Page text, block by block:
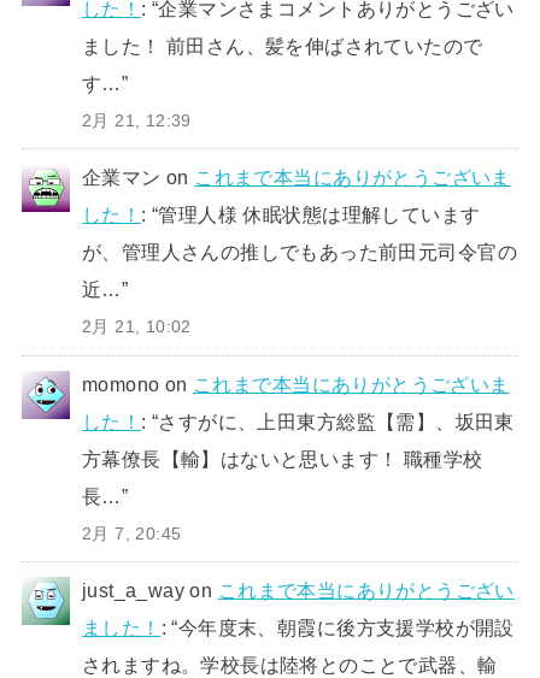
した！ : “企業マンさまコメントありがとうござい
ました！ 前田さん、髪を伸ばされていたので
す…”
2月 21, 12:39
企業マン on これまで本当にありがとうございま
した！ : “管理人様 休眠状態は理解しています
が、管理人さんの推しでもあった前田元司令官の
近…”
2月 21, 10:02
momono on これまで本当にありがとうございま
した！ : “さすがに、上田東方総監【需】、坂田東
方幕僚長【輸】はないと思います！ 職種学校
長…”
2月 7, 20:45
just_a_way on これまで本当にありがとうござい
ました！ : “今年度末、朝霞に後方支援学校が開設
されますね。学校長は陸将とのことで武器、輸